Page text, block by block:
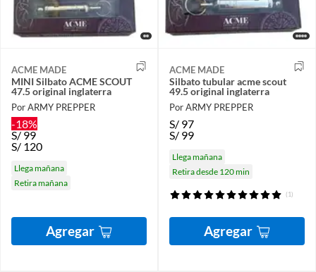
ACME MADE
MINI Silbato ACME SCOUT
47.5 original inglaterra
Por ARMY PREPPER
-18%
S/99
S/ 120
Llega mañana
Retira mañana
Agregar
ACME MADE
Silbato tubular acme scout
49.5 original inglaterra
Por ARMY PREPPER
S/ 97
S/ 99
Llega mañana
Retira desde 120 min
(1)
Agregar